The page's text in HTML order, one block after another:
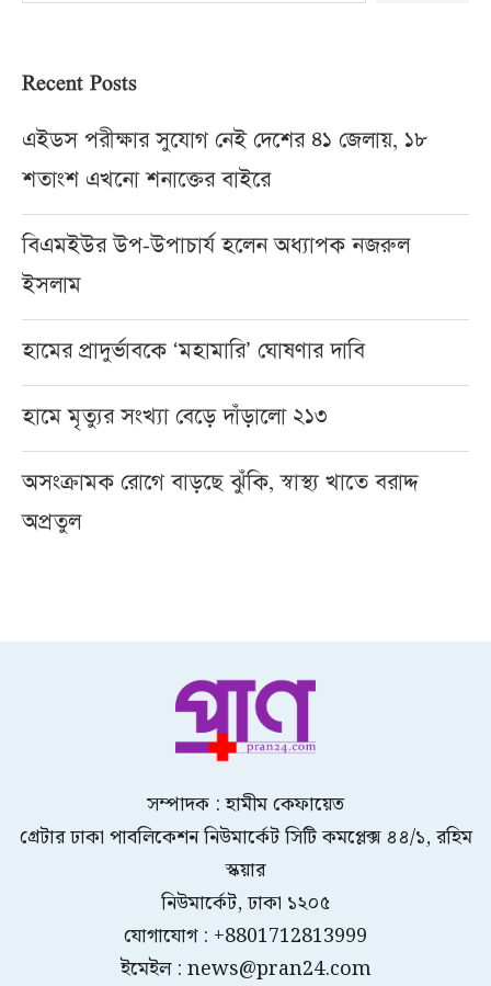
Recent Posts
এইডস পরীক্ষার সুযোগ নেই দেশের ৪১ জেলায়, ১৮
শতাংশ এখনো শনাক্তের বাইরে
বিএমইউর উপ-উপাচার্য হলেন অধ্যাপক নজরুল
ইসলাম
হামের প্রাদুর্ভাবকে ‘মহামারি’ ঘোষণার দাবি
হামে মৃত্যুর সংখ্যা বেড়ে দাঁড়ালো ২১৩
অসংক্রামক রোগে বাড়ছে ঝুঁকি, স্বাস্থ্য খাতে বরাদ্দ
অপ্রতুল
সম্পাদক : হামীম কেফায়েত
গ্রেটার ঢাকা পাবলিকেশন নিউমার্কেট সিটি কমপ্লেক্স ৪৪/১, রহিম
স্কয়ার
নিউমার্কেট, ঢাকা ১২০৫
যোগাযোগ : +8801712813999
ইমেইল : news@pran24.com